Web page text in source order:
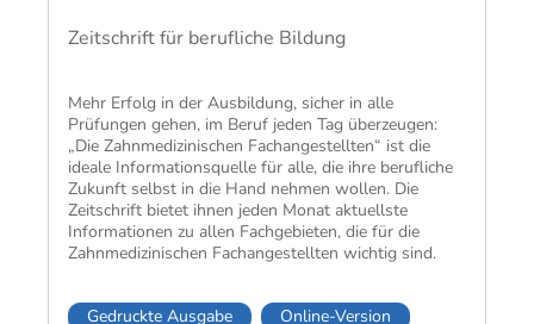
Zeitschrift für berufliche Bildung
Mehr Erfolg in der Ausbildung, sicher in alle
Prüfungen gehen, im Beruf jeden Tag überzeugen:
„Die Zahnmedizinischen Fachangestellten“ ist die
ideale Informationsquelle für alle, die ihre berufliche
Zukunft selbst in die Hand nehmen wollen. Die
Zeitschrift bietet ihnen jeden Monat aktuellste
Informationen zu allen Fachgebieten, die für die
Zahnmedizinischen Fachangestellten wichtig sind.
Gedruckte Ausgabe Online-Version